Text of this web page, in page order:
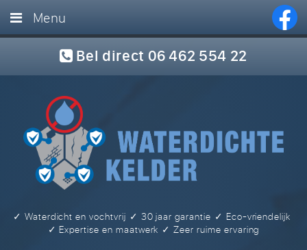
Bel direct 06 462 554 22
✓ Waterdicht en vochtvrij ✓ 30 jaar garantie
✓ Eco-vriendelijk
✓ Expertise en maatwerk
✓ Zeer ruime ervaring
Menu
Diensten
Foto’s
Referenties
Blog
Offerte